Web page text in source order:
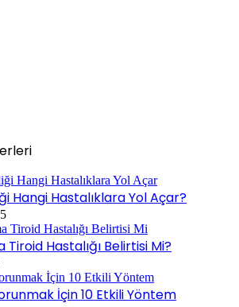
Hangi Hastalıklara Yol Açar?
Tiroid Hastalığı Belirtisi Mi?
İçin 10 Etkili Yöntem